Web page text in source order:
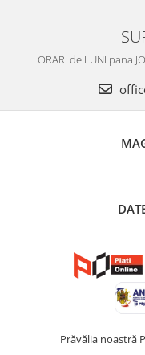
ORAR: de LUNI pana
Prăvălia noastră